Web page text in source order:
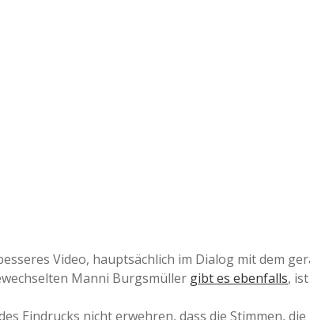
Video, hauptsächlich im Dialog mit dem
Manni Burgsmüller gibt es ebenfalls,
Eindrucks nicht erwehren, dass die Stimmen,